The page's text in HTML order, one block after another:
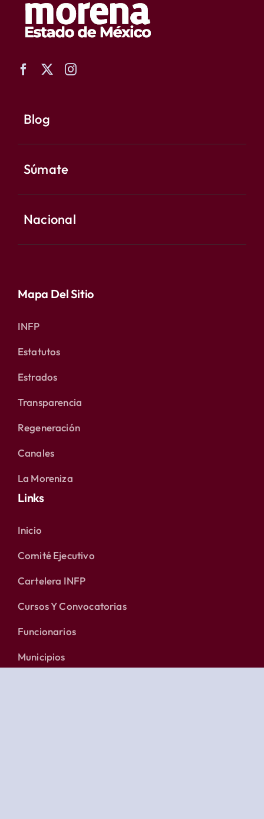
Blog
Súmate
Nacional
Mapa Del Sitio
INFP
Estatutos
Estrados
Transparencia
Regeneración
Canales
La Moreniza
Links
Inicio
Comité Ejecutivo
Cartelera INFP
Cursos Y Convocatorias
Funcionarios
Municipios